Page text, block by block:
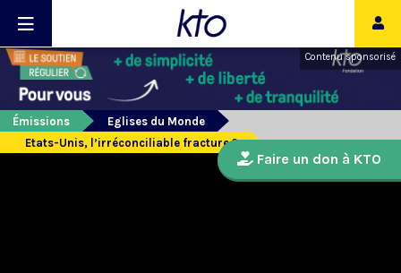
Contenu sponsorisé
Émissions
Eglises du Monde
Etats-Unis, l’irréconciliable fracture ?
Faire un don à KTO